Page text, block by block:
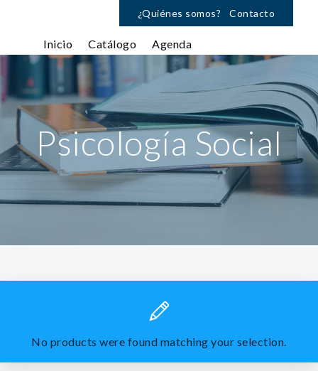
¿Quiénes somos? Contacto
Inicio Catálogo Agenda
Psicología Social
No products were found matching your selection.